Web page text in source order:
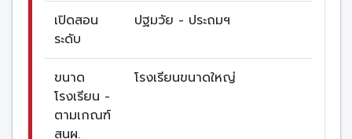
เปิดสอน
ระดับ
ปฐมวัย - ประถมฯ
ขนาด
โรงเรียน -
ตามเกณฑ์
สนผ.
โรงเรียนขนาดใหญ่